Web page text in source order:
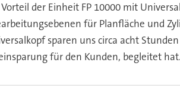
der Einheit FP 10000 mit
für Planfläche und
sparen uns circa acht
für den Kunden, begleitet hat.